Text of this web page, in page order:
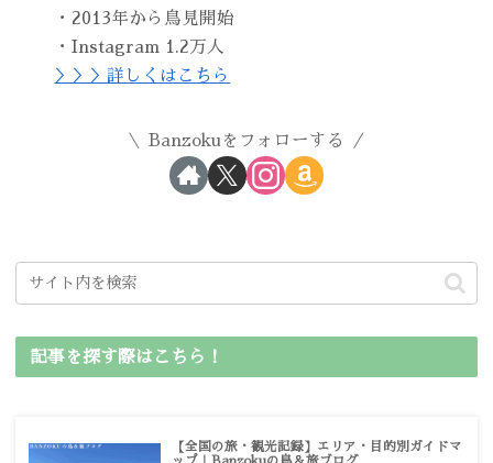
・2013年から鳥見開始
・Instagram 1.2万人
＞＞＞詳しくはこちら
Banzokuをフォローする
記事を探す際はこちら！
【全国の旅・観光記録】エリア・目的別ガイドマ
ップ｜Banzokuの鳥＆旅ブログ